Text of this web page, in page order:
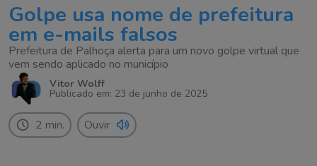
Golpe usa nome de prefeitura
em e-mails falsos
Prefeitura de Palhoça alerta para um novo golpe virtual que
vem sendo aplicado no município
Vitor Wolff
Publicado em: 23 de junho de 2025
2 min. Ouvir